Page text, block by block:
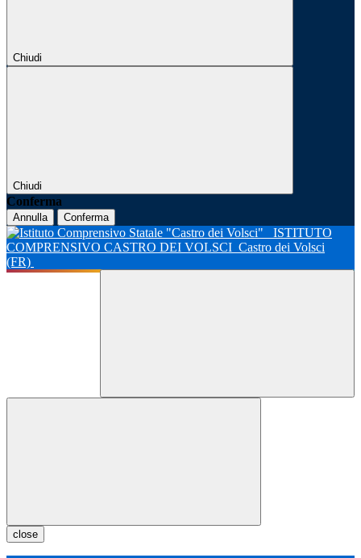
Chiudi
Chiudi
Conferma
Annulla Conferma
ISTITUTO
COMPRENSIVO CASTRO DEI VOLSCI Castro dei Volsci
(FR)
close